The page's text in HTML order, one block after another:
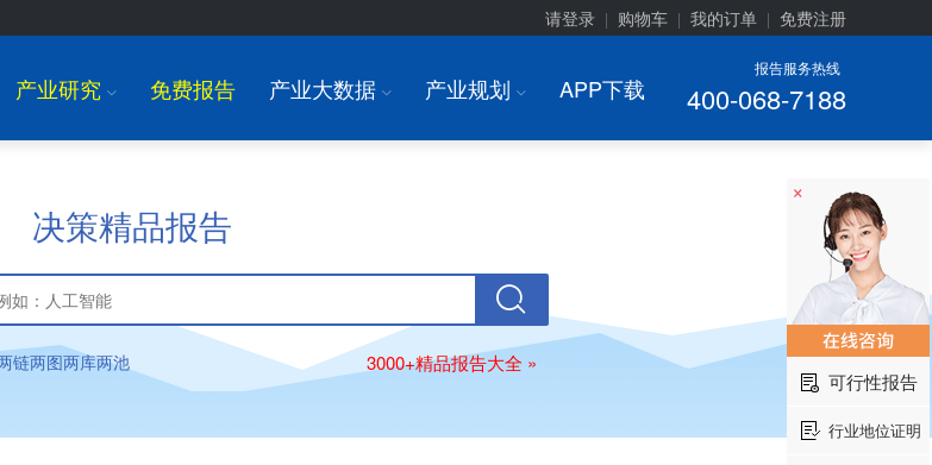
请登录 购物车 我的订单 免费注册
报告服务热线
400-068-7188
产业研究 I 免费报告 产业大数据 I 产业规划 I APP下载
决策精品报告
链两图两库两池 3000+精品报告大全 »
×
可行性报告
行业地位证明